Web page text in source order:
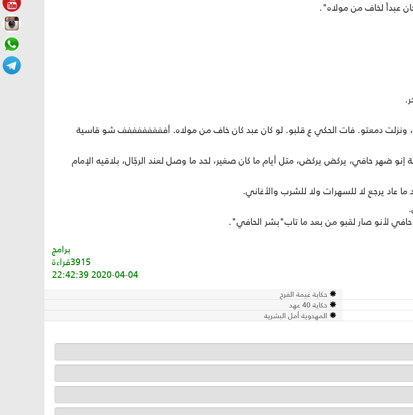
عبداً لخاف من مولاه".
ونزلت دمعتو. فات الحكي ع قلبو. لو كان عبد كان خاف من مولاه. أففففففففف شو قاسية
ضهر حافي، يركض يركض، متل أيام ما كان صغير، لحد ما وصل لعند الرجّال، بلاقيه الإمام
عاد يرجع لا للسهرات ولا للشرب والأغاني.
لأنو صار لقبو من بعد ما تاب"بشر الحافي".
برامج
3915قراءة
2020-04-04 22:42:39
حكاية غيمة الفرح
حكاية 40 عهد
المهدوية أمل البشرية